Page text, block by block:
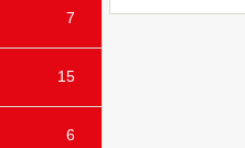
7
15
6